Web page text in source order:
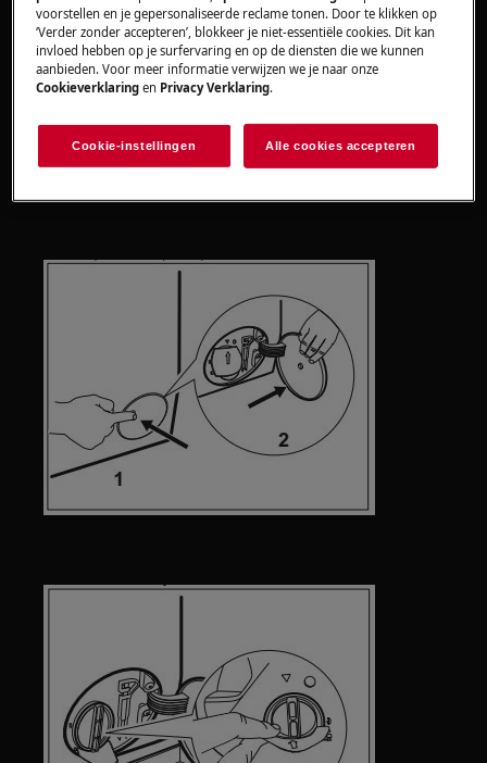
Neem contact op met onze servicedienst
voor een afspraak.
Wanneer de bovenstaande suggesties het
probleem niet hebben opgelost, adviseren wij
een bezoek van een technicus aan te vragen.
Instructie reinigen pluizenfilter
voorstellen en je gepersonaliseerde reclame tonen. Door te klikken op
‘Verder zonder accepteren’, blokkeer je niet-essentiële cookies. Dit kan
invloed hebben op je surfervaring en op de diensten die we kunnen
aanbieden. Voor meer informatie verwijzen we je naar onze
Cookieverklaring en Privacy Verklaring.
Cookie-instellingen Alle cookies accepteren